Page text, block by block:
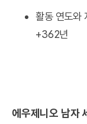
활동 연도와
+362년
에우제니오 남자